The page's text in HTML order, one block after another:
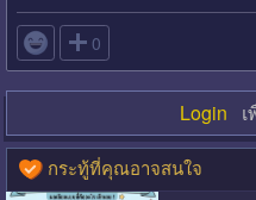
 0
Login
กระทู้ที่คุณอาจสนใจ